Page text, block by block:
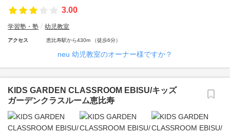
3.00
学習塾・塾 幼児教室
アクセス 恵比寿駅から430m （徒歩6分）
neu 幼児教室のオーナー様ですか？
KIDS GARDEN CLASSROOM EBISU/キッズ
ガーデンクラスルーム恵比寿